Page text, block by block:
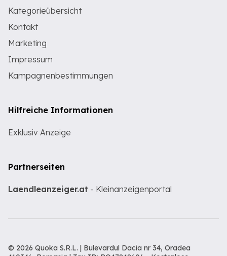
Kategorieübersicht
Kontakt
Marketing
Impressum
Kampagnenbestimmungen
Hilfreiche Informationen
Exklusiv Anzeige
Partnerseiten
Laendleanzeiger.at - Kleinanzeigenportal
© 2026 Quoka S.R.L. | Bulevardul Dacia nr 34, Oradea